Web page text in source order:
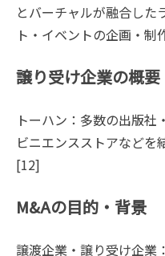
とバーチャルが融合した
ト・イベントの企画・
譲り受け企業の概要
トーハン：多数の出版
ビニエンスストアなどを
[12]
M&Aの目的・背景
譲渡企業・譲り受け企業